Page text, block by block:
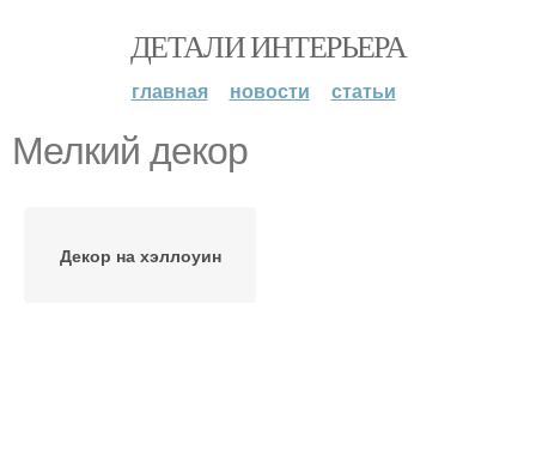
ДЕТАЛИ ИНТЕРЬЕРА
главная новости статьи
Мелкий декор
Декор на хэллоуин